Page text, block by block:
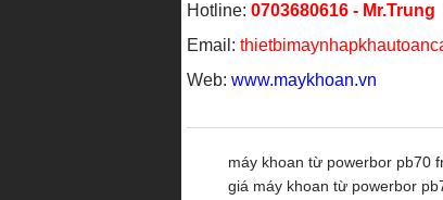
Hotline: 0703680616 - Mr.Trung
Email:
Web: www.maykhoan.vn
máy khoan từ powerbor pb70
giá máy khoan từ powerbor